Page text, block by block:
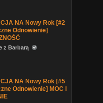
NA Nowy Rok [#2
Odnowienie]
z Barbarą
NA Nowy Rok [#5
Odnowienie] MOC I